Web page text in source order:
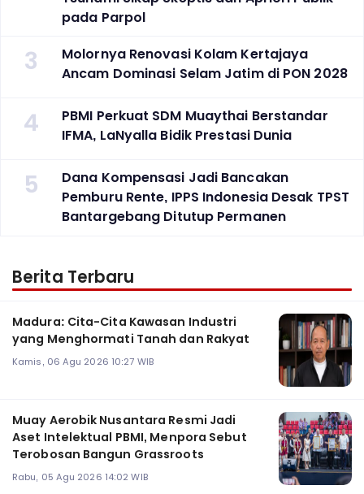
pada Parpol
3
Molornya Renovasi Kolam Kertajaya
Ancam Dominasi Selam Jatim di PON 2028
4
PBMI Perkuat SDM Muaythai Berstandar
IFMA, LaNyalla Bidik Prestasi Dunia
5
Dana Kompensasi Jadi Bancakan
Pemburu Rente, IPPS Indonesia Desak TPST
Bantargebang Ditutup Permanen
Berita Terbaru
Madura: Cita-Cita Kawasan Industri
yang Menghormati Tanah dan Rakyat
Kamis, 06 Agu 2026 10:27 WIB
Muay Aerobik Nusantara Resmi Jadi
Aset Intelektual PBMI, Menpora Sebut
Terobosan Bangun Grassroots
Rabu, 05 Agu 2026 14:02 WIB